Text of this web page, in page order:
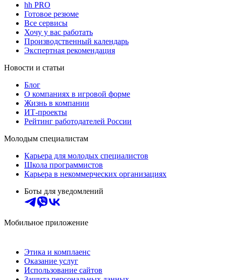
hh PRO
Готовое резюме
Все сервисы
Хочу у вас работать
Производственный календарь
Экспертная рекомендация
Новости и статьи
Блог
О компаниях в игровой форме
Жизнь в компании
ИТ-проекты
Рейтинг работодателей России
Молодым специалистам
Карьера для молодых специалистов
Школа программистов
Карьера в некоммерческих организациях
Боты для уведомлений
Мобильное приложение
Этика и комплаенс
Оказание услуг
Использование сайтов